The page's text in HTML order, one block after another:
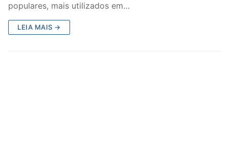
populares, mais utilizados em…
LEIA MAIS →